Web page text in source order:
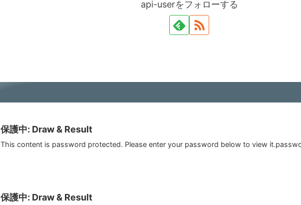
api-userをフォローする
保護中: Draw & Result
This content is password protected. Please enter your password below to view
保護中: Draw & Result